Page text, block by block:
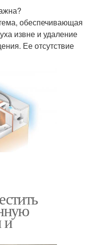
обеспечивающая
извне и удаление
Ее отсутствие
и